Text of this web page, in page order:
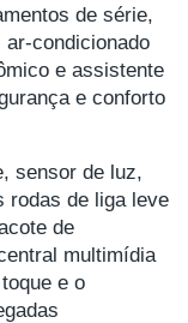
de série,
condicionado
e assistente
e conforto
sensor de luz,
rodas de liga leve
de
multimídia
e o